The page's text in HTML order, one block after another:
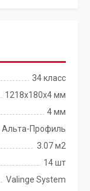
34 класс
1218x180x4 мм
4 мм
Альта-Профиль
3.07 м2
14 шт
Valinge System